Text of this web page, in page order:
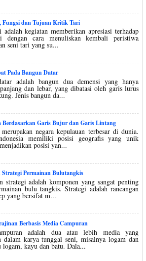
Fungsi dan Tujuan Kritik Tari
kegiatan memberikan apresiasi terhadap
dengan cara menuliskan kembali peristiwa
seni tari yang su...
Pada Bangun Datar
adalah bangun dua demensi yang hanya
dan lebar, yang dibatasi oleh garis lurus
Jenis bangun da...
Berdasarkan Garis Bujur dan Garis Lintang
negara kepulauan terbesar di dunia.
memiliki posisi geografis yang unik
posisi yan...
Permainan Bulutangkis
strategi adalah komponen yang sangat penting
bulu tangkis. Strategi adalah rancangan
yang bersifat m...
Berbasis Media Campuran
adalah dua atau lebih media yang
dalam karya tunggal seni, misalnya logam dan
logam, kayu dan batu. Dala...